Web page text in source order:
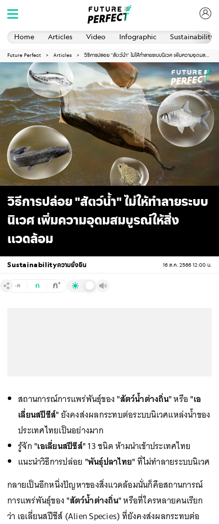
Home Articles Video Infographic Sustainability
Future Perfect Articles วิธีการปล่อย "สัตว์น้ำ" ไม่ให้ทำลายระบบนิเวศ เพิ่มความอุดมสมบูรณ์ให้สิ่งแวดล้อม
วิธีการปล่อย "สัตว์น้ำ" ไม่ให้ทำลายระบบ
นิเวศ เพิ่มความอุดมสมบูรณ์ให้สิ่ง
แวดล้อม
Sustainabilityความยั่งยืน 16 ส.ค. 2566 12:00 น.
-ก ก ก+
สถานการณ์การแพร่พันธุ์ของ "สัตว์น้ำต่างถิ่น"หรือ "เอ
เลี่ยนสปีชีส์"ยังคงส่งผลกระทบต่อระบบนิเวศแหล่งน้ำของ
ประเทศไทยเป็นอย่างมาก
รู้จัก "เอเลี่ยนสปีชีส์"13 ชนิด ห้ามนำเข้าประเทศไทย
แนะนำวิธีการปล่อย "พันธุ์ปลาไทย"ที่ไม่ทำลายระบบนิเวศ
กลายเป็นอีกหนึ่งปัญหาของสิ่งแวดล้อมนั่นก็คือสถานการณ์
การแพร่พันธุ์ของ "สัตว์น้ำต่างถิ่น"หรือที่ใครหลายคนเรียก
ว่า เอเลี่ยนสปีชีส์ (Alien Species) ที่ยังคงส่งผลกระทบต่อ